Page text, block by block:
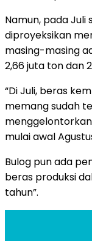
Namun, pada
diproyeksikan
masing-masing
2,66 juta ton dan
“Di Juli, beras
memang sudah
mulai awal
Bulog pun ada
beras produksi
tahun”.